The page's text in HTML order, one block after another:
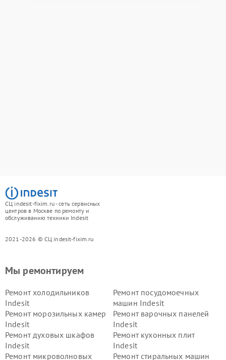
СЦ indesit-fixim.ru - сеть сервисных
центров в Москве по ремонту и
обслуживанию техники Indesit
2021-2026 © СЦ indesit-fixim.ru
Мы ремонтируем
Ремонт холодильников
Indesit
Ремонт посудомоечных
машин Indesit
Ремонт морозильных камер
Indesit
Ремонт варочных панелей
Indesit
Ремонт духовых шкафов
Indesit
Ремонт кухонных плит
Indesit
Ремонт микроволновых
Ремонт стиральных машин